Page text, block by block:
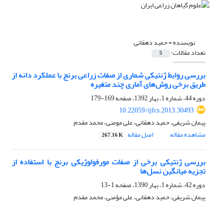
نویسنده =حمید دهقانی
تعداد مقالات: 5
بررسی روابط ژنتیکی شماری از صفات زراعی برنج با عملکرد دانه از
طریق برخی روش‌های آماری چند متغیره
دوره 44، شماره 1، بهار 1392، صفحه
169-179
10.22059/ijfcs.2013.30493
پیمان شریفی، حمید دهقانی، علی مومنی، محمد مقدم
مشاهده مقاله
اصل مقاله 267.16 K
بررسی ژنتیکی برخی از صفات مورفولوژیکی برنج با استفاده از
تجزیه میانگین نسل‌ها
دوره 42، شماره 1، بهار 1390، صفحه
1-13
پیمان َشریفی، حمید دهقانی، علی مؤمنی، محمد مقدم